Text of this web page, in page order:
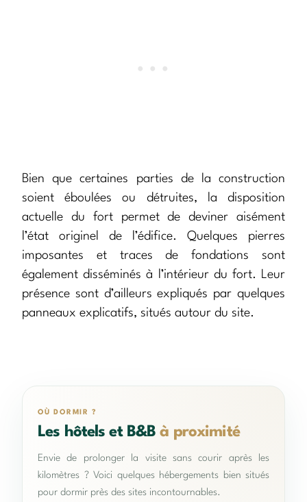
Bien que certaines parties de la construction
soient éboulées ou détruites, la disposition
actuelle du fort permet de deviner aisément
l’état originel de l’édifice. Quelques pierres
imposantes et traces de fondations sont
également disséminés à l’intérieur du fort. Leur
présence sont d’ailleurs expliqués par quelques
panneaux explicatifs, situés autour du site.
OÙ DORMIR ?
Les hôtels et B&Bà proximité
Envie de prolonger la visite sans courir après les
kilomètres ? Voici quelques hébergements bien situés
pour dormir près des sites incontournables.